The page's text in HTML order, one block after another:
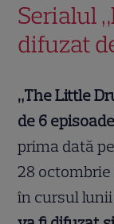
Serialul
difuzat
„The Little
de 6 episoade
prima dată
28 octombrie
în cursul